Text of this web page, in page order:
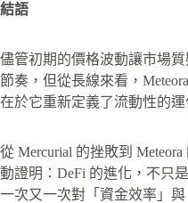
結語
儘管初期的價格波動讓市場
節奏，但從長線來看，
在於它重新定義了流動性的運
從 Mercurial 的挫敗到
動證明：DeFi 的進化，不只
一次又一次對「資金效率」